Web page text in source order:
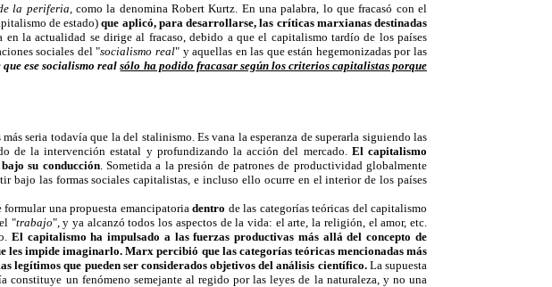
la periferia,como la denomina Robert Kurtz. En una palabra, lo que fracasó con el
de estado)que aplicó, para desarrollarse, las críticas marxianas destinadas
la actualidad se dirige al fracaso, debido a que el capitalismo tardío de los países
sociales del "socialismo real" y aquellas en las que están hegemonizadas por las
que ese socialismo realsólo ha podido fracasar según los criterios capitalistas porque
seria todavía que la del stalinismo. Es vana la esperanza de superarla siguiendo las
de la intervención estatal y profundizando la acción del mercado. El capitalismo
su conducción. Sometida a la presión de patrones de productividad globalmente
bajo las formas sociales capitalistas, e incluso ello ocurre en el interior de los países
una propuesta emancipatoria dentro de las categorías teóricas del capitalismo
"trabajo", y ya alcanzó todos los aspectos de la vida: el arte, la religión, el amor, etc.
El capitalismo ha impulsado a las fuerzas productivas más allá del concepto de
impide imaginarlo. Marx percibió que las categorías teóricas mencionadas más
legítimos que pueden ser considerados objetivos del análisis científico. La supuesta
un fenómeno semejante al regido por las leyes de la naturaleza, y no una